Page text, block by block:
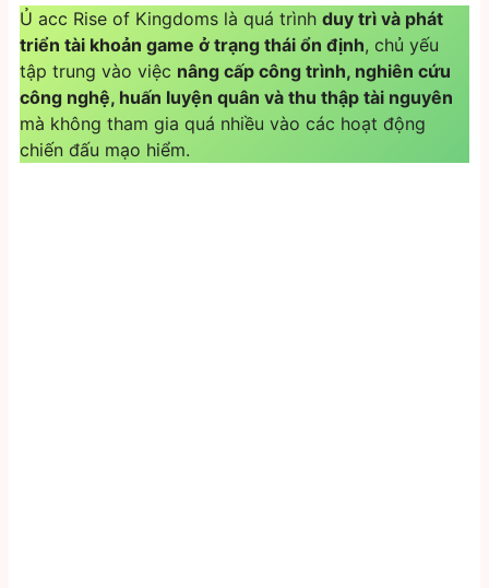
Ủ acc Rise of Kingdoms là quá trình duy trì và phát
triển tài khoản game ở trạng thái ổn định, chủ yếu
tập trung vào việc nâng cấp công trình, nghiên cứu
công nghệ, huấn luyện quân và thu thập tài nguyên
mà không tham gia quá nhiều vào các hoạt động
chiến đấu mạo hiểm.